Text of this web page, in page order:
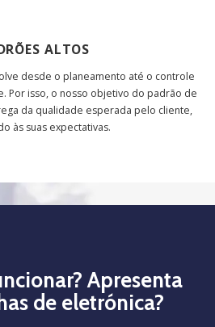
ALTOS
desde o planeamento até o controle
Por isso, o nosso objetivo do padrão de
da qualidade esperada pelo cliente,
às suas expectativas.
Apresenta
de eletrónica?